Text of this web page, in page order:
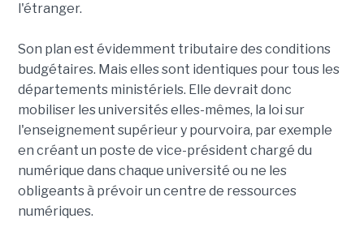
l'étranger.
Son plan est évidemment tributaire des conditions
budgétaires. Mais elles sont identiques pour tous les
départements ministériels. Elle devrait donc
mobiliser les universités elles-mêmes, la loi sur
l'enseignement supérieur y pourvoira, par exemple
en créant un poste de vice-président chargé du
numérique dans chaque université ou ne les
obligeants à prévoir un centre de ressources
numériques.